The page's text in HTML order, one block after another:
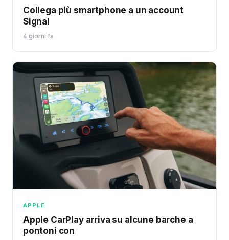
Collega più smartphone a un account
Signal
4 giorni fa
APPLE
Apple CarPlay arriva su alcune barche a
pontoni con